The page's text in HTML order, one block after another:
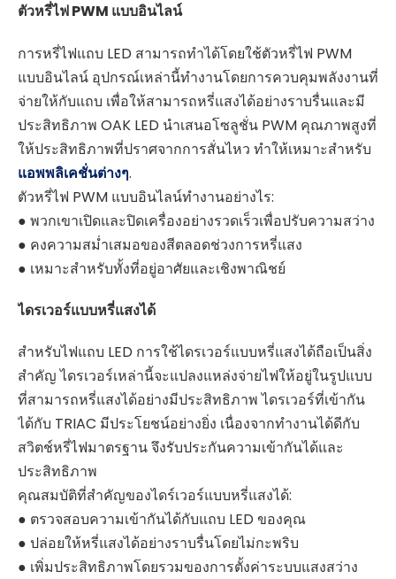
ตัวหรี่ไฟ PWM แบบอินไลน์
การหรี่ไฟแถบ LED สามารถทำได้โดยใช้ตัวหรี่ไฟ PWM
แบบอินไลน์ อุปกรณ์เหล่านี้ทำงานโดยการควบคุมพลังงานที่
จ่ายให้กับแถบ เพื่อให้สามารถหรี่แสงได้อย่างราบรื่นและมี
ประสิทธิภาพ OAK LED นำเสนอโซลูชั่น PWM คุณภาพสูงที่
ให้ประสิทธิภาพที่ปราศจากการสั่นไหว ทำให้เหมาะสำหรับ
แอพพลิเคชั่นต่างๆ.
ตัวหรี่ไฟ PWM แบบอินไลน์ทำงานอย่างไร:
● พวกเขาเปิดและปิดเครื่องอย่างรวดเร็วเพื่อปรับความสว่าง
● คงความสม่ำเสมอของสีตลอดช่วงการหรี่แสง
● เหมาะสำหรับทั้งที่อยู่อาศัยและเชิงพาณิชย์
ไดรเวอร์แบบหรี่แสงได้
สำหรับไฟแถบ LED การใช้ไดรเวอร์แบบหรี่แสงได้ถือเป็นสิ่ง
สำคัญ ไดรเวอร์เหล่านี้จะแปลงแหล่งจ่ายไฟให้อยู่ในรูปแบบ
ที่สามารถหรี่แสงได้อย่างมีประสิทธิภาพ ไดรเวอร์ที่เข้ากัน
ได้กับ TRIAC มีประโยชน์อย่างยิ่ง เนื่องจากทำงานได้ดีกับ
สวิตช์หรี่ไฟมาตรฐาน จึงรับประกันความเข้ากันได้และ
ประสิทธิภาพ
คุณสมบัติที่สำคัญของไดร์เวอร์แบบหรี่แสงได้:
● ตรวจสอบความเข้ากันได้กับแถบ LED ของคุณ
● ปล่อยให้หรี่แสงได้อย่างราบรื่นโดยไม่กะพริบ
● เพิ่มประสิทธิภาพโดยรวมของการตั้งค่าระบบแสงสว่าง